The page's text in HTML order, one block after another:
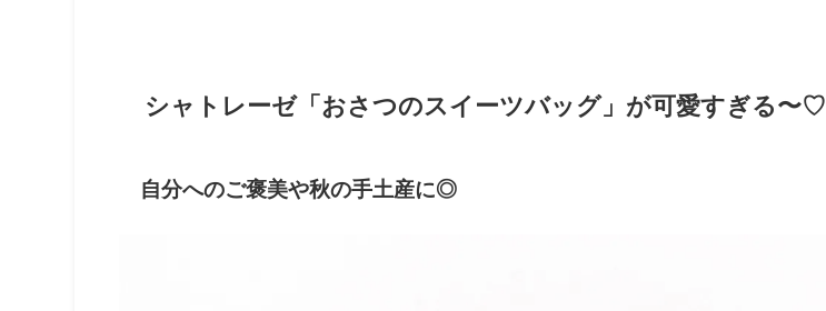
シャトレーゼ「おさつのスイーツバッグ」が可愛すぎる〜♡
自分へのご褒美や秋の手土産に◎